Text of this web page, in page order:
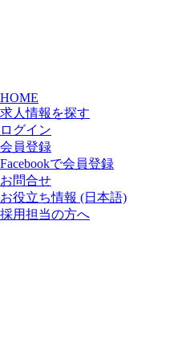
HOME
求人情報を探す
ログイン
会員登録
Facebookで会員登録
お問合せ
お役立ち情報 (日本語)
採用担当の方へ